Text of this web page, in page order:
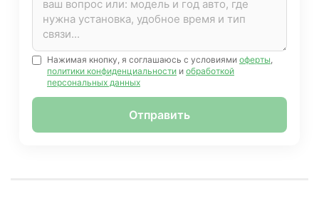
Нажимая кнопку, я соглашаюсь с условиями оферты
политики конфиденциальности и обработкой
персональных данных
Отправить